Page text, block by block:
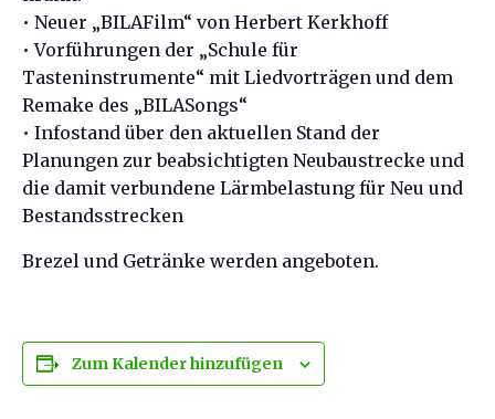
• Neuer „BILAFilm“ von Herbert Kerkhoff
• Vorführungen der „Schule für
Tasteninstrumente“ mit Liedvorträgen und dem
Remake des „BILASongs“
• Infostand über den aktuellen Stand der
Planungen zur beabsichtigten Neubaustrecke und
die damit verbundene Lärmbelastung für Neu und
Bestandsstrecken
Brezel und Getränke werden angeboten.
Zum Kalender hinzufügen